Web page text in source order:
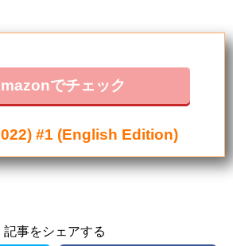
でチェック
#1 (English Edition)
記事をシェアする